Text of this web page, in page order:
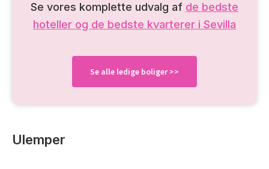
Se vores komplette udvalg af de bedste
hoteller og de bedste kvarterer i Sevilla
Se alle ledige boliger >>
Ulemper